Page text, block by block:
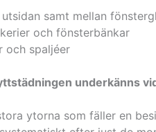
samt mellan
och fönsterbänkar
och spaljéer
underkänns
ytorna som fäller en